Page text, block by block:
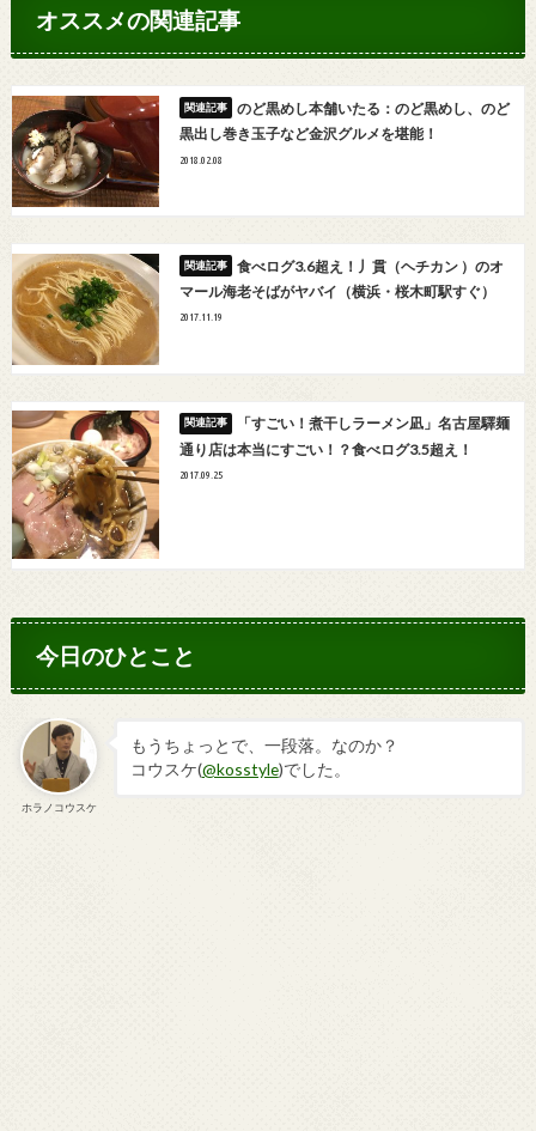
オススメの関連記事
のど黒めし本舗いたる：のど黒めし、のど
黒出し巻き玉子など金沢グルメを堪能！
2018.02.08
食べログ3.6超え！丿貫（ヘチカン ）のオ
マール海老そばがヤバイ（横浜・桜木町駅すぐ）
2017.11.19
「すごい！煮干しラーメン凪」名古屋驛麺
通り店は本当にすごい！？食べログ3.5超え！
2017.09.25
今日のひとこと
ホラノコウスケ
もうちょっとで、一段落。なのか？
コウスケ(@kosstyle)でした。